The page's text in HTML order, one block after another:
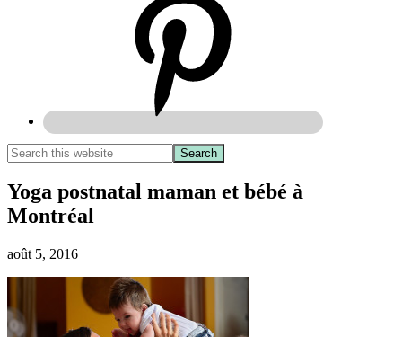
Yoga postnatal maman et bébé à
Montréal
août 5, 2016